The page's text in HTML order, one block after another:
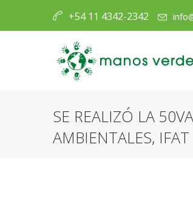
+54 11 4342-2342
SE REALIZÓ LA
AMBIENTALES,